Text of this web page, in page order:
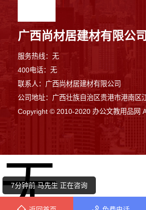
广西尚材居建材有限公司
服务热线：无
400电话：无
联系人：广西尚材居建材有限公司
9分钟前 田小姐 正在咨询
7分钟前 马先生 正在咨询
无